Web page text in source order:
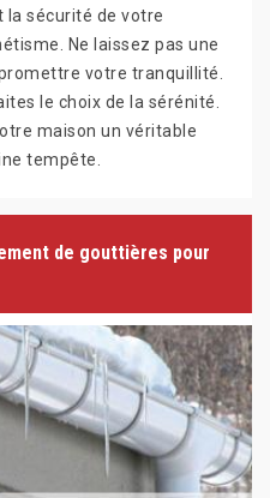
sécurité de votre
Ne laissez pas une
votre tranquillité.
le choix de la sérénité.
maison un véritable
tempête.
de gouttières pour